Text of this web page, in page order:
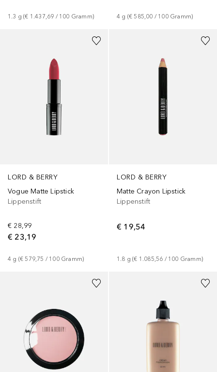
1.3 g (€ 1.437,69 / 100 Gramm) 4 g (€ 585,00 / 100 Gramm)
LORD & BERRY
Vogue Matte Lipstick
Lippenstift
€ 28,99
€ 23,19
4 g (€ 579,75 / 100 Gramm)
LORD & BERRY
Matte Crayon Lipstick
Lippenstift
€ 19,54
1.8 g (€ 1.085,56 / 100 Gramm)
+1